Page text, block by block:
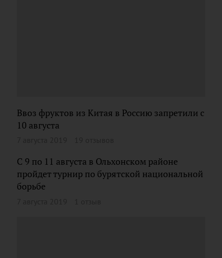
Ввоз фруктов из Китая в Россию запретили с
10 августа
С 9 по 11 августа в Ольхонском районе
пройдет турнир по бурятской национальной
борьбе